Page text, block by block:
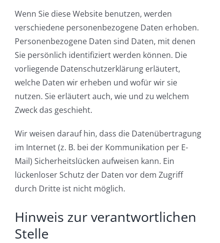
Wenn Sie diese Website benutzen, werden
verschiedene personenbezogene Daten erhoben.
Personenbezogene Daten sind Daten, mit denen
Sie persönlich identifiziert werden können. Die
vorliegende Datenschutzerklärung erläutert,
welche Daten wir erheben und wofür wir sie
nutzen. Sie erläutert auch, wie und zu welchem
Zweck das geschieht.
Wir weisen darauf hin, dass die Datenübertragung
im Internet (z. B. bei der Kommunikation per E-
Mail) Sicherheitslücken aufweisen kann. Ein
lückenloser Schutz der Daten vor dem Zugriff
durch Dritte ist nicht möglich.
Hinweis zur verantwortlichen
Stelle